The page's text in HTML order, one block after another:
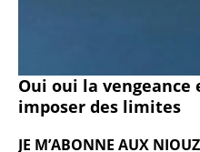
Oui oui la vengeance
imposer des limites
JE M’ABONNE AUX